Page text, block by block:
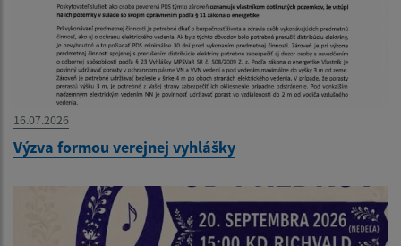
16.07.2026
Výzva formou verejnej vyhlášky